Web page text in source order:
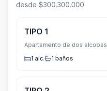
desde $300.300.000
TIPO 1
Apartamento de dos alcobas
1 alc. 1 baños